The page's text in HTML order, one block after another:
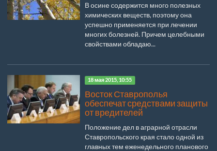
В осине содержится много полезных
химических веществ, поэтому она
успешно применяется при лечении
многих болезней. Причем целебными
свойствами обладаю...
18 мая 2015, 10:55
Восток Ставрополья
обеспечат средствами защиты
от вредителей
Положение дел в аграрной отрасли
Ставропольского края стало одной из
главных тем еженедельного планового